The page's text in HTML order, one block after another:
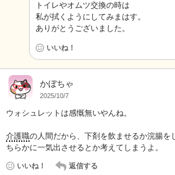
トイレやオムツ交換の時は
私が拭くようにしてみまはす。
ありがとうございました。
いいね！
かぼちゃ
2025/10/7
ウォシュレットは感慨無いやんね。
介護職の人間だから、下剤を飲ませるか浣腸を
ちらかに一気出させるとか考えてしまうよ。
いいね！ 返信する